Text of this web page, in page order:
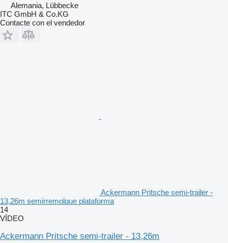
Alemania, Lübbecke
ITC GmbH & Co.KG
Contacte con el vendedor
Ackermann Pritsche semi-trailer -
13,26m semirremolque plataforma
14
VÍDEO
Ackermann Pritsche semi-trailer - 13,26m